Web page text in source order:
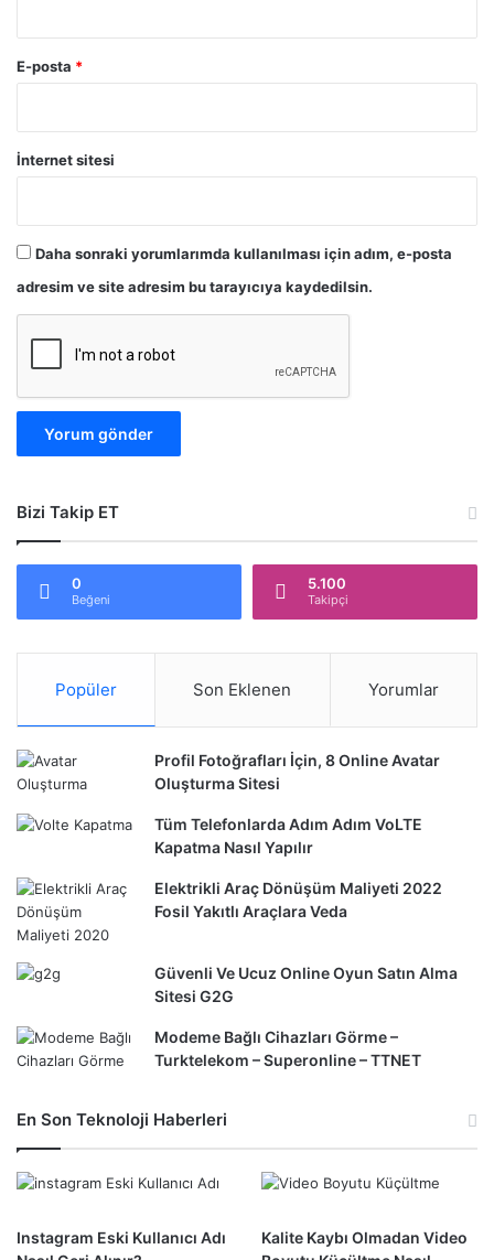
E-posta *
İnternet sitesi
Daha sonraki yorumlarımda kullanılması için adım, e-posta
adresim ve site adresim bu tarayıcıya kaydedilsin.
Bizi Takip ET
0
Beğeni
5.100
Takipçi
Popüler Son Eklenen Yorumlar
Profil Fotoğrafları İçin, 8 Online Avatar
Oluşturma Sitesi
Tüm Telefonlarda Adım Adım VoLTE
Kapatma Nasıl Yapılır
Elektrikli Araç Dönüşüm Maliyeti 2022
Fosil Yakıtlı Araçlara Veda
Güvenli Ve Ucuz Online Oyun Satın Alma
Sitesi G2G
Modeme Bağlı Cihazları Görme –
Turktelekom – Superonline – TTNET
En Son Teknoloji Haberleri
Instagram Eski Kullanıcı Adı
Kalite Kaybı Olmadan Video